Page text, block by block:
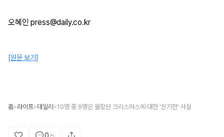
오혜인 press@daily.co.kr
[원문 보기]
홈>라이프>데일리 >10명 중 9명은 몰랐던 크리스마스에 대한 '신기한' 사실